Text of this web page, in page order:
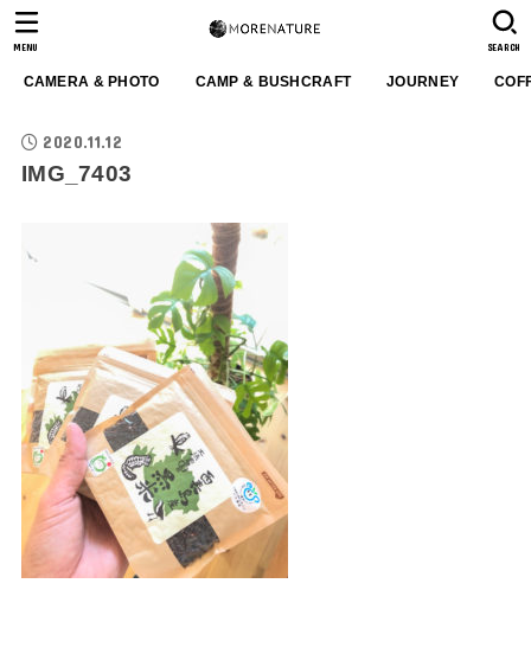
CAMERA & PHOTO CAMP & BUSHCRAFT JOURNEY
SEARCH
MENU
2020.11.12
IMG_7403